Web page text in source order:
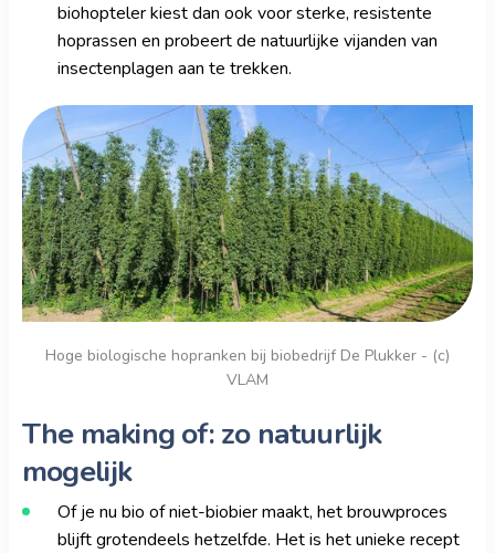
biohopteler kiest dan ook voor sterke, resistente
hoprassen en probeert de natuurlijke vijanden van
insectenplagen aan te trekken.
Hoge biologische hopranken bij biobedrijf De Plukker - (c)
VLAM
The making of: zo natuurlijk
mogelijk
Of je nu bio of niet-biobier maakt, het brouwproces
blijft grotendeels hetzelfde. Het is het unieke recept